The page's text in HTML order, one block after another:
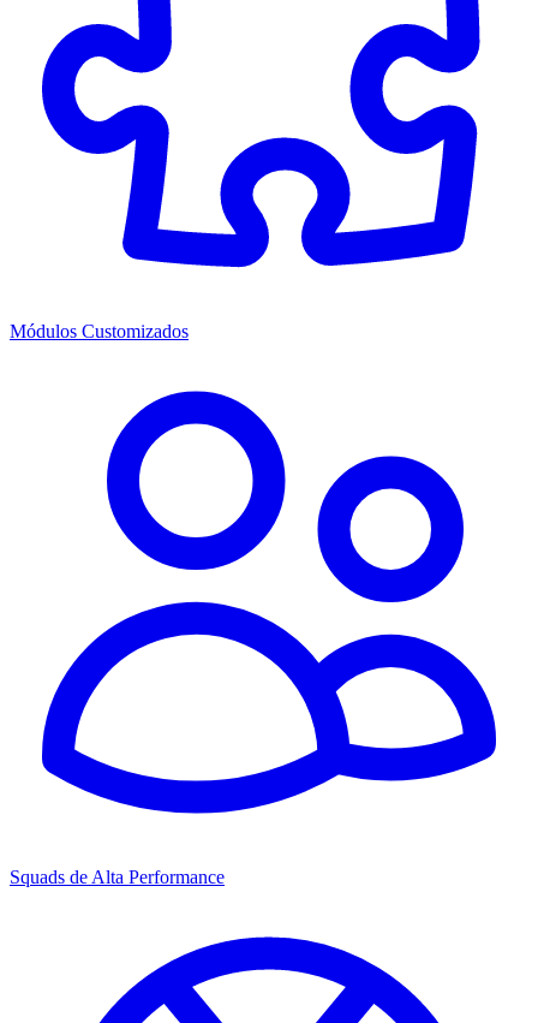
Módulos Customizados
Squads de Alta Performance